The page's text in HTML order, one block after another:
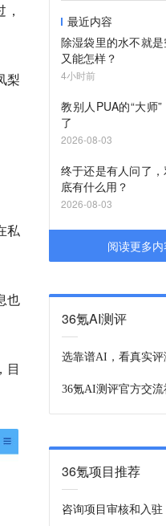
梨
私
也
目
最近内容
除湿袋里的水不就
又能怎样？
4小时前
教别人PUA的“大师
了
2026-08-03
终于还是有人问了
底有什么用？
2026-08-03
阅读更多
36氪AI测评
选靠谱AI，看真实评
36氪AI测评官方交流
36氪项目推荐
咨询项目审核和入驻